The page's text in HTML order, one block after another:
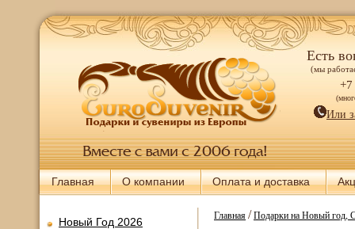
Есть
(мы
+7
Или
Главная О компании Оплата и доставка
Новый Год 2026
Главная/Подарки на Новый год,